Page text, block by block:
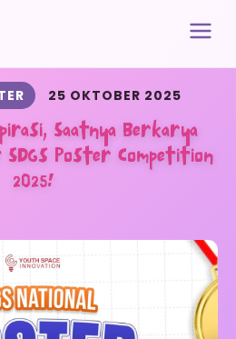
25 OKTOBER 2025
Saatnya Berkarya
Poster Competition
2025!